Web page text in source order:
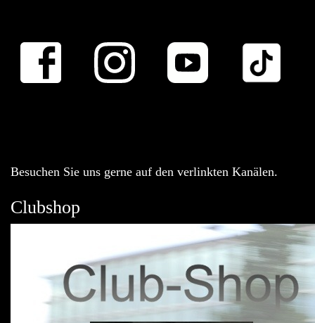
Besuchen Sie uns gerne auf den verlinkten Kanälen.
Clubshop